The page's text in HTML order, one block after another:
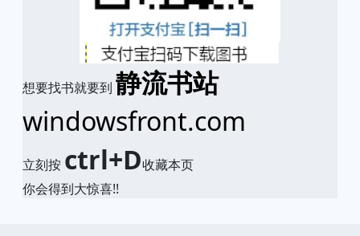
想要找书就要到 静流书站
windowsfront.com
立刻按 ctrl+D收藏本页
你会得到大惊喜!!